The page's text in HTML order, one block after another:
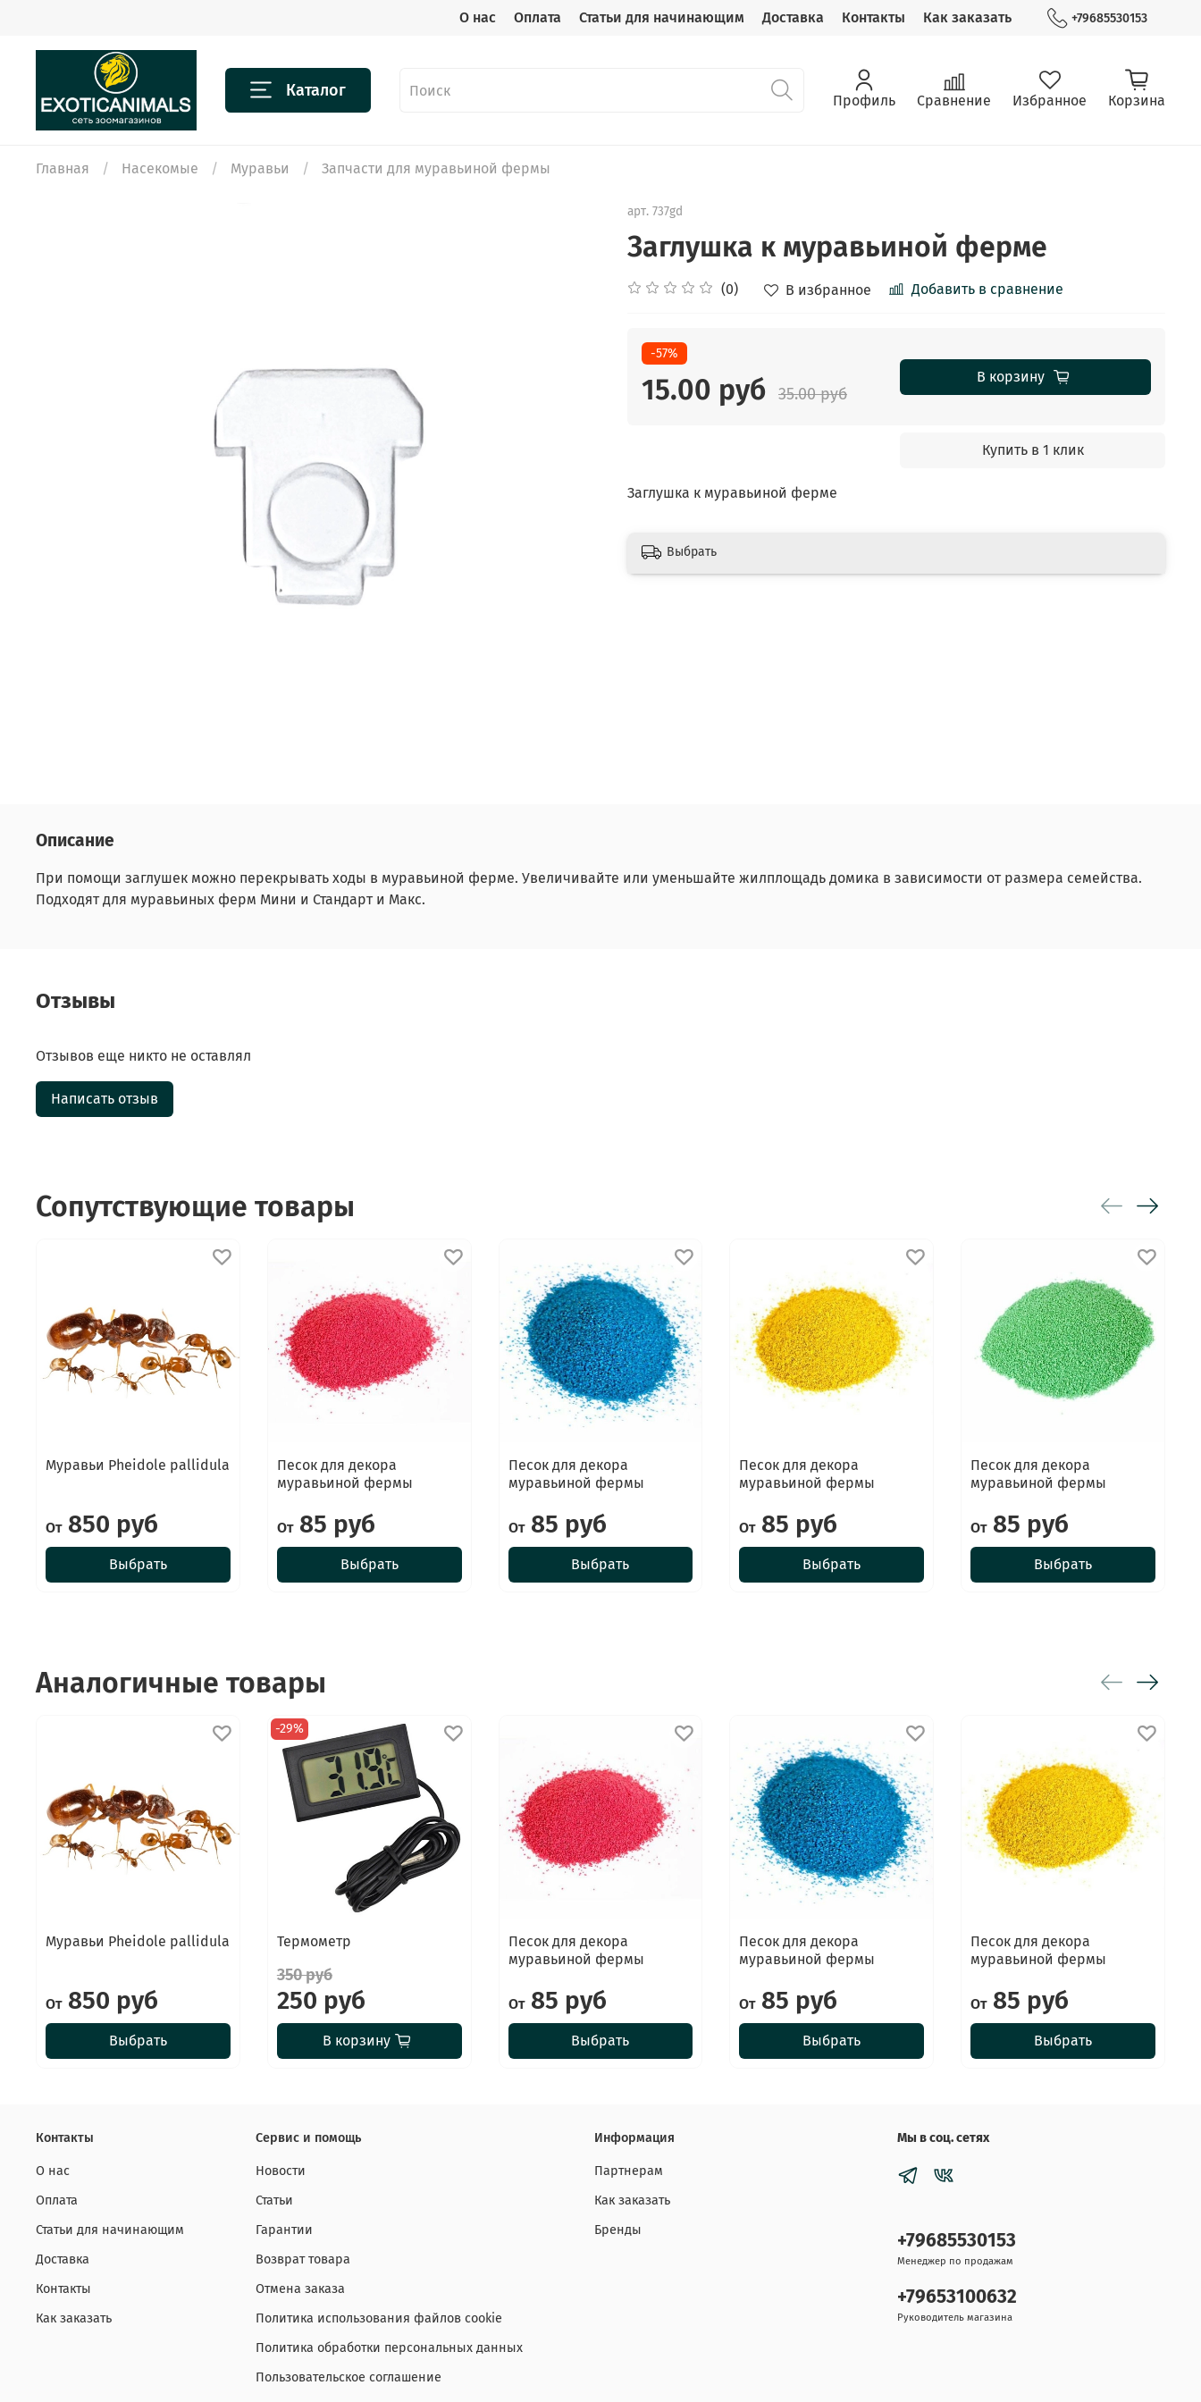
О нас Оплата Статьи для начинающим Доставка Контакты Как заказать +79685530153
Каталог Профиль Сравнение Избранное Корзина
Главная Насекомые Муравьи Запчасти для муравьиной фермы
арт. 737gd
Заглушка к муравьиной ферме
(0) В избранное Добавить в сравнение
-57%
15.00 руб 35.00 руб
В корзину
Купить в 1 клик
Заглушка к муравьиной ферме
Выбрать
Описание
При помощи заглушек можно перекрывать ходы в муравьиной ферме. Увеличивайте или уменьшайте жилплощадь домика в зависимости от размера семейства.
Подходят для муравьиных ферм Мини и Стандарт и Макс.
Отзывы
Отзывов еще никто не оставлял
Написать отзыв
Сопутствующие товары
Муравьи Pheidole pallidula
От850 руб
Выбрать
Песок для декора
муравьиной фермы
От85 руб
Выбрать
Песок для декора
муравьиной фермы
От85 руб
Выбрать
Песок для декора
муравьиной фермы
От85 руб
Выбрать
Песок для декора
муравьиной фермы
От85 руб
Выбрать
Аналогичные товары
Муравьи Pheidole pallidula
От850 руб
Выбрать
-29%
Термометр
350 руб
250 руб
В корзину
Песок для декора
муравьиной фермы
От85 руб
Выбрать
Песок для декора
муравьиной фермы
От85 руб
Выбрать
Песок для декора
муравьиной фермы
От85 руб
Выбрать
Контакты
О нас
Оплата
Статьи для начинающим
Доставка
Контакты
Как заказать
Сервис и помощь
Новости
Статьи
Гарантии
Возврат товара
Отмена заказа
Политика использования файлов cookie
Политика обработки персональных данных
Пользовательское соглашение
Информация
Партнерам
Как заказать
Бренды
Мы в соц. сетях
+79685530153
Менеджер по продажам
+79653100632
Руководитель магазина